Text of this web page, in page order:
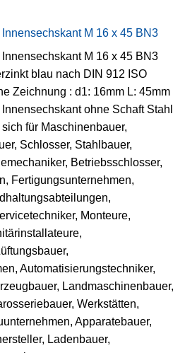
M 16 x 45 BN3
M 16 x 45 BN3
blau nach DIN 912 ISO
Zeichnung : d1: 16mm L: 45mm
ohne Schaft Stahl
für Maschinenbauer,
Schlosser, Stahlbauer,
Betriebsschlosser,
Fertigungsunternehmen,
Monteure,
Automatisierungstechniker,
Landmaschinenbauer,
Werkstätten,
Apparatebauer,
Ladenbauer,